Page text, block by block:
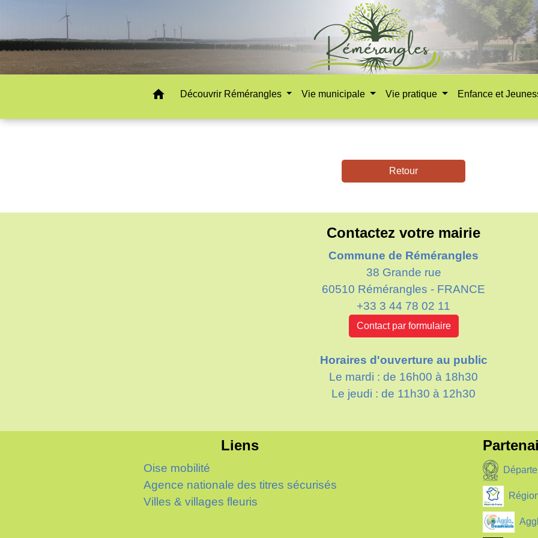
home Découvrir Rémérangles Vie municipale Vie pratique Enfance et
Retour
Contactez votre mairie
Commune de Rémérangles
38 Grande rue
60510 Rémérangles - FRANCE
+33 3 44 78 02 11
Contact par formulaire
Horaires d'ouverture au public
Le mardi : de 16h00 à 18h30
Le jeudi : de 11h30 à 12h30
Liens
Oise mobilité
Agence nationale des titres sécurisés
Villes & villages fleuris